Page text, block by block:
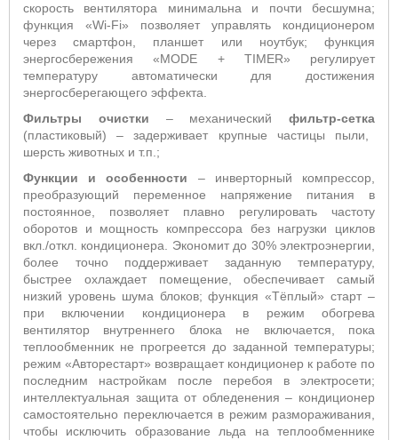
скорость вентилятора минимальна и почти бесшумна;
функция «Wi-Fi» позволяет управлять кондиционером
через смартфон, планшет или ноутбук; функция
энергосбережения «MODE + TIMER» регулирует
температуру автоматически для достижения
энергосберегающего эффекта.
Фильтры очистки – механический фильтр-сетка
(пластиковый) – задерживает крупные частицы пыли,
шерсть животных и т.п.;
Функции и особенности – инверторный компрессор,
преобразующий переменное напряжение питания в
постоянное, позволяет плавно регулировать частоту
оборотов и мощность компрессора без нагрузки циклов
вкл./откл. кондиционера. Экономит до 30% электроэнергии,
более точно поддерживает заданную температуру,
быстрее охлаждает помещение, обеспечивает самый
низкий уровень шума блоков; функция «Тёплый» старт–
при включении кондиционера в режим обогрева
вентилятор внутреннего блока не включается, пока
теплообменник не прогреется до заданной температуры;
режим «Авторестарт» возвращает кондиционер к работе по
последним настройкам после перебоя в электросети;
интеллектуальная защита от обледенения – кондиционер
самостоятельно переключается в режим размораживания,
чтобы исключить образование льда на теплообменнике